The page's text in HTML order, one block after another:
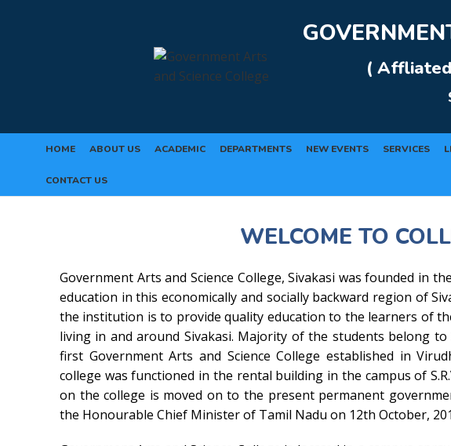
(
HOME ABOUT US ACADEMIC DEPARTMENTS NEW EVENTS SERVICES
CONTACT US
WELCOME TO
Government Arts and Science College, Sivakasi was founded in
education in this economically and socially backward region of
the institution is to provide quality education to the learners of
living in and around Sivakasi. Majority of the students belong
first Government Arts and Science College established in
college was functioned in the rental building in the campus of
on the college is moved on to the present permanent
the Honourable Chief Minister of Tamil Nadu on 12th October,